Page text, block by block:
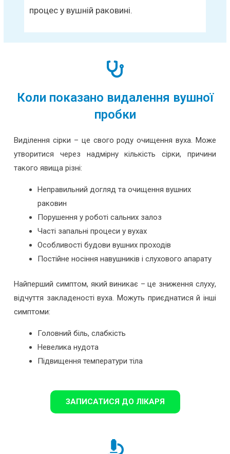
процес у вушній раковині.
Коли показано видалення вушної
пробки
Виділення сірки – це свого роду очищення вуха. Може
утворитися через надмірну кількість сірки, причини
такого явища різні:
Неправильний догляд та очищення вушних
раковин
Порушення у роботі сальних залоз
Часті запальні процеси у вухах
Особливості будови вушних проходів
Постійне носіння навушників і слухового апарату
Найперший симптом, який виникає – це зниження слуху,
відчуття закладеності вуха. Можуть приєднатися й інші
симптоми:
Головний біль, слабкість
Невелика нудота
Підвищення температури тіла
ЗАПИСАТИСЯ ДО ЛІКАРЯ